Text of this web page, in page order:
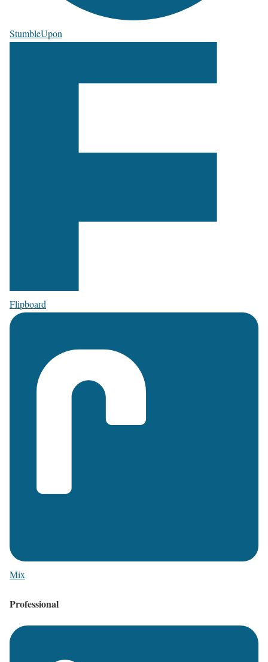
StumbleUpon
Flipboard
Mix
Professional